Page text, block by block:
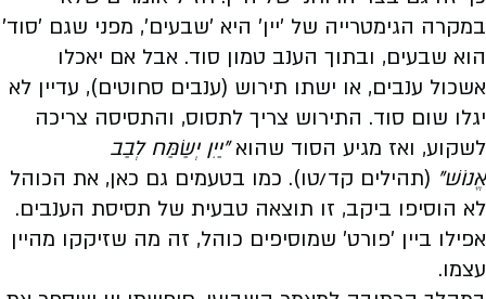
במקרה הגימטרייה של 'יין' היא 'שבעים', מפני שגם 'סוד'
הוא שבעים, ובתוך הענב טמון סוד. אבל אם יאכלו
אשכול ענבים, או ישתו תירוש (ענבים סחוטים), עדיין לא
יגלו שום סוד. התירוש צריך לתסוס, והתסיסה צריכה
לשקוע, ואז מגיע הסוד שהוא"יַיִן יְשַׂמַּח לְבַב
אֱנוֹשׁ" (תהילים קד/טו). כמו בטעמים גם כאן, את הכוהל
לא הוסיפו ביקב, זו תוצאה טבעית של תסיסת הענבים.
אפילו ביין 'פורט' שמוסיפים כוהל, זה מה שזיקקו מהיין
עצמו.